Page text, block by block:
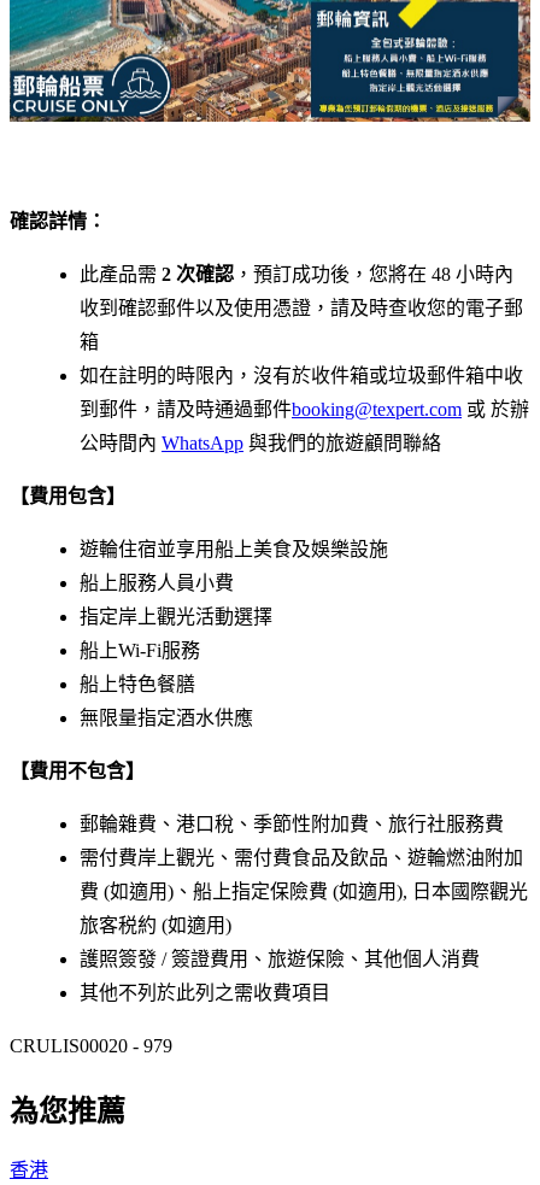
確認詳情：
此產品需 2 次確認 ，預訂成功後，您將在 48 小時內
收到確認郵件以及使用憑證，請及時查收您的電子郵
箱
如在註明的時限內，沒有於收件箱或垃圾郵件箱中收
到郵件，請及時通過郵件booking@texpert.com 或 於辦
公時間內 WhatsApp 與我們的旅遊顧問聯絡
【費用包含】
遊輪住宿並享用船上美食及娛樂設施
船上服務人員小費
指定岸上觀光活動選擇
船上Wi-Fi服務
船上特色餐膳
無限量指定酒水供應
【費用不包含】
郵輪雜費、港口稅、季節性附加費、旅行社服務費
需付費岸上觀光、需付費食品及飲品、遊輪燃油附加
費 (如適用)、船上指定保險費 (如適用), 日本國際觀光
旅客税約 (如適用)
護照簽發 / 簽證費用、旅遊保險、其他個人消費
其他不列於此列之需收費項目
CRULIS00020 - 979
為您推薦
香港